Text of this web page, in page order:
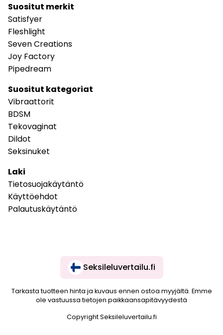
Suositut merkit
Satisfyer
Fleshlight
Seven Creations
Joy Factory
Pipedream
Suositut kategoriat
Vibraattorit
BDSM
Tekovaginat
Dildot
Seksinuket
Laki
Tietosuojakäytäntö
Käyttöehdot
Palautuskäytäntö
Seksileluvertailu.fi
Tarkasta tuotteen hinta ja kuvaus ennen ostoa myyjältä. Emme
ole vastuussa tietojen paikkaansapitävyydestä
Copyright Seksileluvertailu.fi